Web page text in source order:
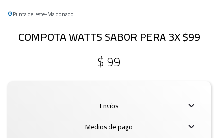
Punta del este Maldonado
COMPOTA WATTS SABOR PERA 3X $99
$99
Envíos
Medios de pago